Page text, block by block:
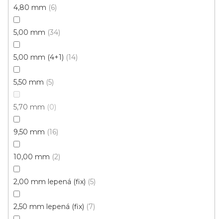
4,80 mm 6
5,00 mm 34
5,00 mm (4+1) 14
5,50 mm 5
5,70 mm 0
9,50 mm 16
10,00 mm 2
2,00 mm lepená (fix) 5
2,50 mm lepená (fix) 7
Vinylové dílce Purello Fix 30 V / 31155
Skladem, ihned k odeslání
459 Kč
499 Kč